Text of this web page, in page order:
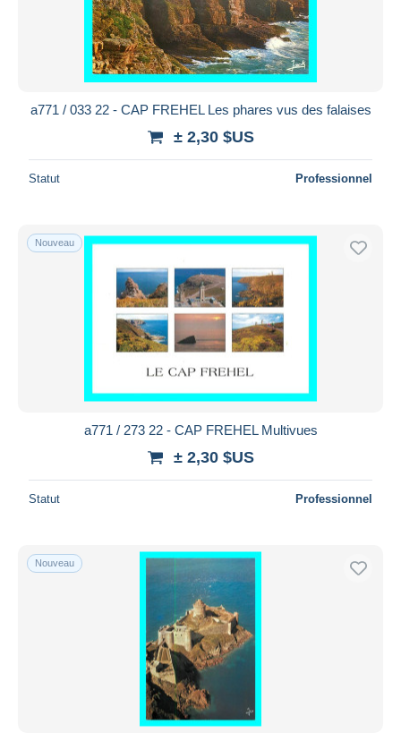
a771 / 033 22 - CAP FREHEL Les phares vus des falaises
± 2,30 $US
Statut Professionnel
Nouveau
a771 / 273 22 - CAP FREHEL Multivues
± 2,30 $US
Statut Professionnel
Nouveau